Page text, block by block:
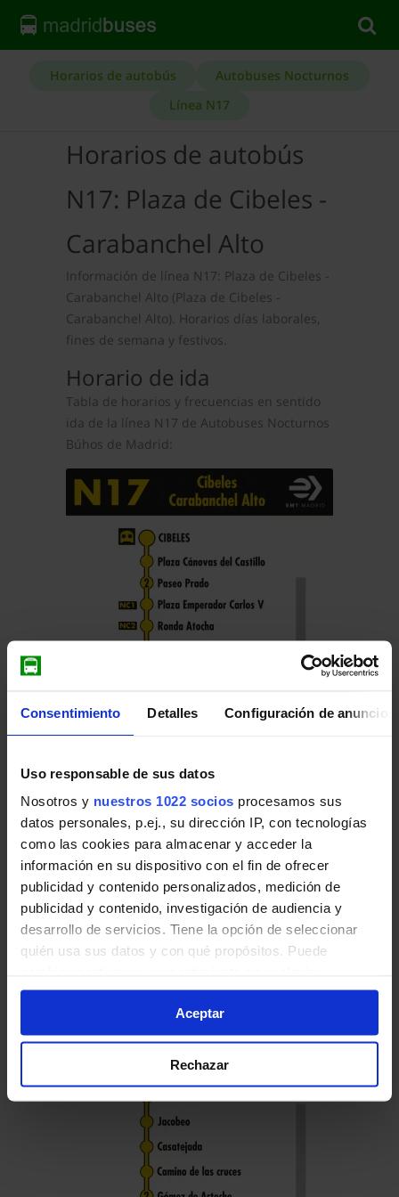
Consentimiento Detalles Configuración de anuncios
Uso responsable de sus datos
Nosotros y nuestros 1022 socios procesamos sus
datos personales, p.ej., su dirección IP, con tecnologías
como las cookies para almacenar y acceder la
información en su dispositivo con el fin de ofrecer
publicidad y contenido personalizados, medición de
publicidad y contenido, investigación de audiencia y
desarrollo de servicios. Tiene la opción de seleccionar
quién usa sus datos y con qué propósitos. Puede
momento desde la Declaración de cookies o clicando en
el Menú de consentimiento.
Si lo permite, también quisiéramos:
para buscar características específicas (huellas
Obtenga más información sobre cómo se procesan sus
datos personales y establezca sus preferencias en la
Aceptar
Rechazar
Horarios de autobús
Autobuses Nocturnos
Línea N17
Horarios de autobús
N17: Plaza de Cibeles -
Carabanchel Alto
Información de línea N17: Plaza de Cibeles -
Carabanchel Alto (Plaza de Cibeles -
Carabanchel Alto). Horarios días laborales,
fines de semana y festivos.
Horario de ida
Tabla de horarios y frecuencias en sentido
ida de la línea N17 de Autobuses Nocturnos
Búhos de Madrid:
Pulsa en la imagen para mostrar el
completo.
Horario de vuelta
Tabla de horarios y frecuencias en sentido
vuelta de la línea N17 de Autobuses